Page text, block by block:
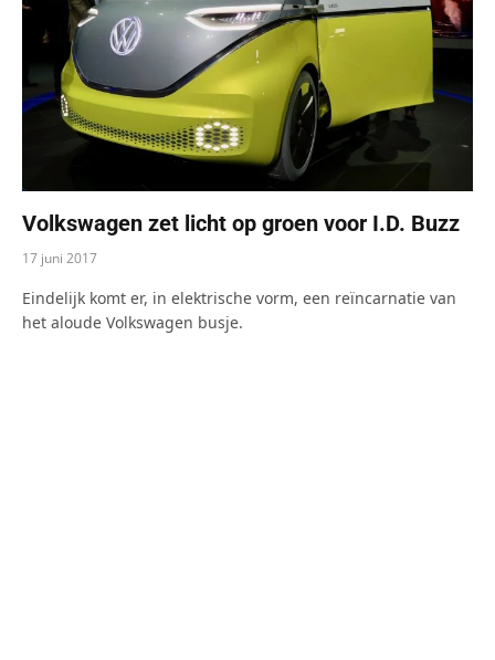
Volkswagen zet licht op groen voor I.D. Buzz
17 juni 2017
Eindelijk komt er, in elektrische vorm, een reïncarnatie van
het aloude Volkswagen busje.